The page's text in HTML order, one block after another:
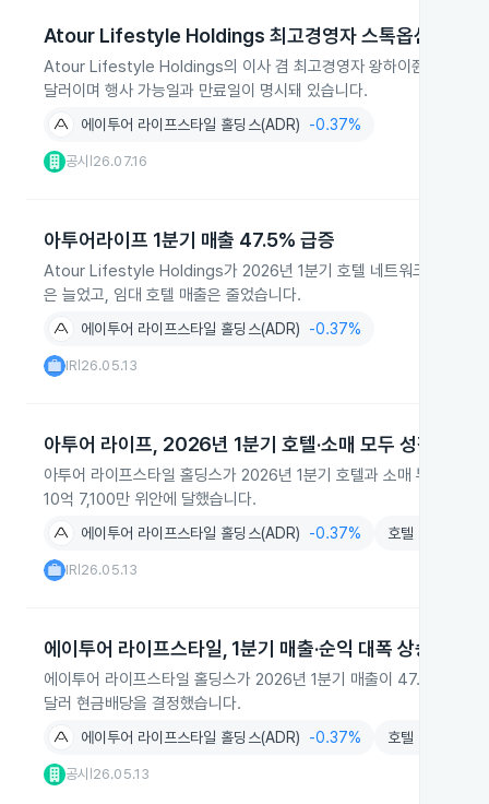
Atour Lifestyle Holdings 최고경영자 스톡옵션 취득
Atour Lifestyle Holdings의 이사 겸 최고경영자 왕하이쥔이 2026
달러이며 행사 가능일과 만료일이 명시돼 있습니다.
에이투어 라이프스타일 홀딩스(ADR) -0.37%
공시 26.07.16
아투어라이프 1분기 매출 47.5% 급증
Atour Lifestyle Holdings가 2026년 1분기 호텔 네트워크 확장과
은 늘었고, 임대 호텔 매출은 줄었습니다.
에이투어 라이프스타일 홀딩스(ADR) -0.37%
IR 26.05.13
아투어 라이프, 2026년 1분기 호텔·소매 모두 성장
아투어 라이프스타일 홀딩스가 2026년 1분기 호텔과 소매 부문에
10억 7,100만 위안에 달했습니다.
에이투어 라이프스타일 홀딩스(ADR) -0.37% 호텔
IR 26.05.13
에이투어 라이프스타일, 1분기 매출·순익 대폭 상승
에이투어 라이프스타일 홀딩스가 2026년 1분기 매출이 47.5% 늘
달러 현금배당을 결정했습니다.
에이투어 라이프스타일 홀딩스(ADR) -0.37% 호텔
공시 26.05.13